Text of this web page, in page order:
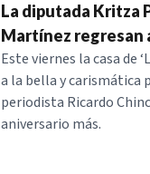
La diputada Kritza
Martínez regresan
Este viernes la casa de
a la bella y
periodista Ricardo
aniversario más.